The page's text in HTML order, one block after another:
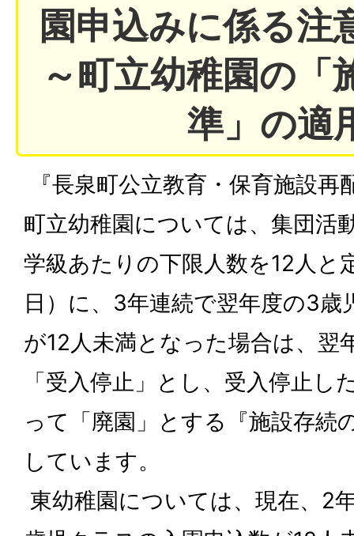
園申込みに係る注
～町立幼稚園の「
準」の適
『長泉町公立教育・保育施設
町立幼稚園については、集団活
学級あたりの下限人数を12人と
日）に、3年連続で翌年度の3歳
が12人未満となった場合は、翌
「受入停止」とし、受入停止し
って「廃園」とする『施設存続
しています。
東幼稚園については、現在、2